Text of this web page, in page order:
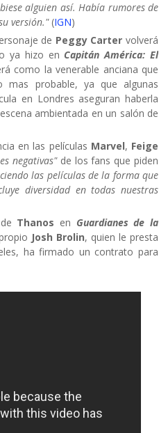
alguien así. Había rumores de
versión." (IGN)
de Peggy Cartervolverá
ya hizo en Capitán América: El
como la venerable anciana que
mas probable, ya que algunas
en Londres aseguran haberla
ambientada en un salón de
en las películas Marvel, Feige
negativas"de los fans que piden
las películas de la forma que
diversidad en todas nuestras
Thanos en Guardianes de la
Josh Brolin, quien le presta
ha firmado un contrato para